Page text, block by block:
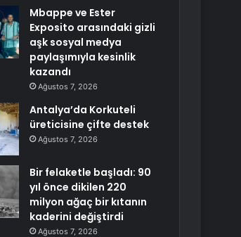
Mbappe ve Ester
Exposito arasındaki gizli
aşk sosyal medya
paylaşımıyla kesinlik
kazandı
Ağustos 7, 2026
Antalya’da Korkuteli
üreticisine çifte destek
Ağustos 7, 2026
Bir felaketle başladı: 90
yıl önce dikilen 220
milyon ağaç bir kıtanın
kaderini değiştirdi
Ağustos 7, 2026